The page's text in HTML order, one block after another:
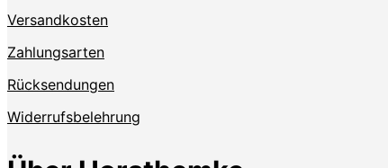
Versandkosten
Zahlungsarten
Rücksendungen
Widerrufsbelehrung